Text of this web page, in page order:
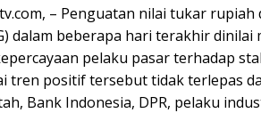
tv.com, – Penguatan nilai tukar
dalam beberapa hari terakhir dinilai
pelaku pasar terhadap
tren positif tersebut tidak terlepas
Bank Indonesia, DPR, pelaku